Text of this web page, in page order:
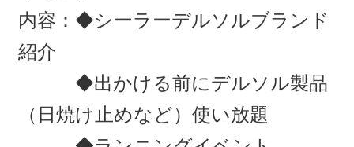
内容：◆シーラーデルソルブランド
紹介
◆出かける前にデルソル製品
（日焼け止めなど）使い放題